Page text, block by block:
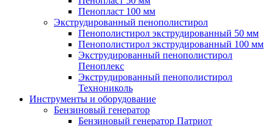
Пенопласт 100 мм
Экструдированный пенополистирол
Пенополистирол экструдированный 50 мм
Пенополистирол экструдированный 100 мм
Экструдированный пенополистирол
Пеноплекс
Экструдированный пенополистирол
Технониколь
Инструменты и оборудование
Бензиновый генератор
Бензиновый генератор Патриот